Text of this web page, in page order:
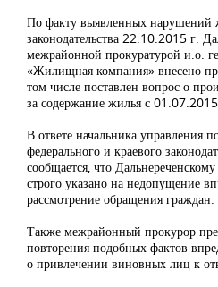
По факту выявленных
законодательства 22.10.2015 г.
межрайонной прокуратурой и.о.
«Жилищная компания» внесено
том числе поставлен вопрос о
за содержание жилья с
В ответе начальника управления
федерального и краевого
сообщается, что
строго указано на недопущение
рассмотрение обращения граждан.
Также межрайонный прокурор
повторения подобных фактов
о привлечении виновных лиц к